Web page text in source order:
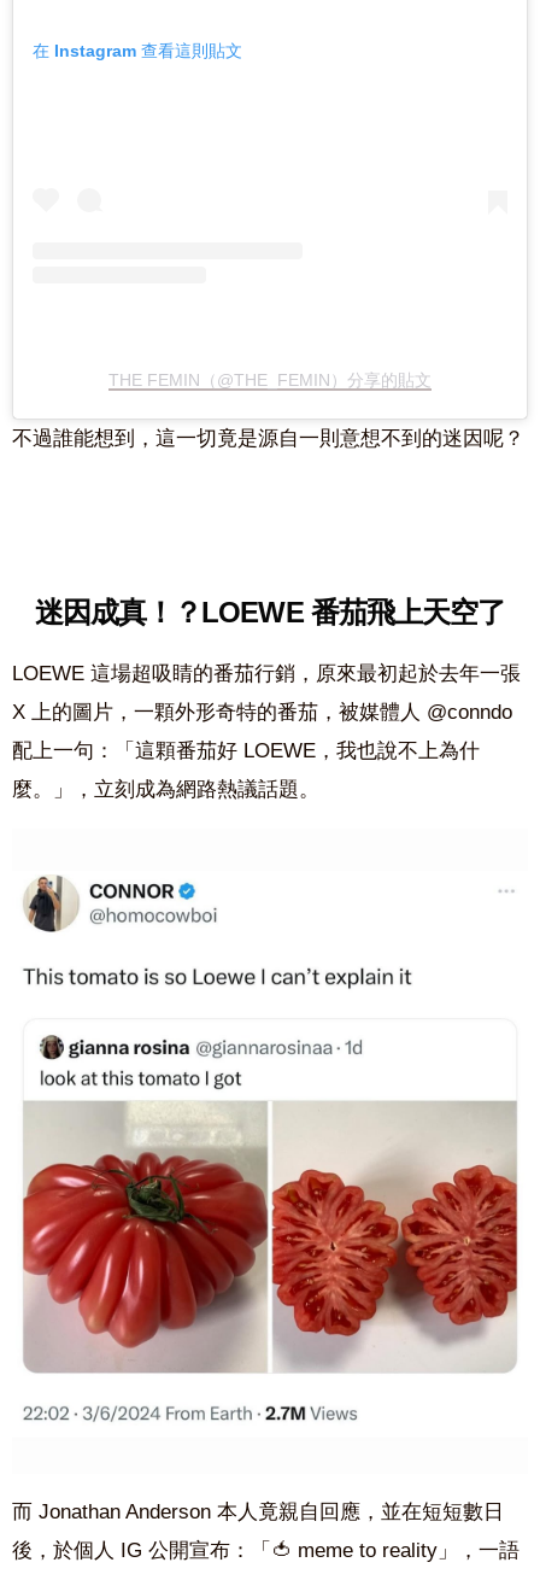
在 Instagram 查看這則貼文
THE FEMIN（@THE_FEMIN）分享的貼文
不過誰能想到，這一切竟是源自一則意想不到的迷因呢？
迷因成真！？LOEWE 番茄飛上天空了
LOEWE 這場超吸睛的番茄行銷，原來最初起於去年一張
X 上的圖片，一顆外形奇特的番茄，被媒體人 @conndo
配上一句：「這顆番茄好 LOEWE，我也說不上為什
麼。」，立刻成為網路熱議話題。
而 Jonathan Anderson 本人竟親自回應，並在短短數日
後，於個人 IG 公開宣布：「 🍅 meme to reality」，一語